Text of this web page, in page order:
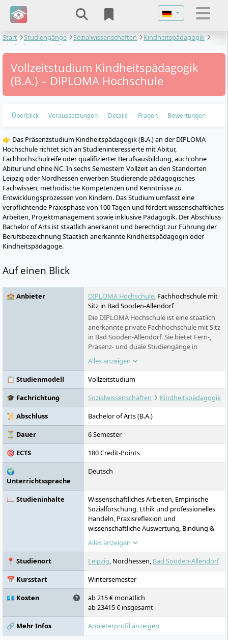
Sprache
Start Studiengänge Sozialwissenschaften
Kindheitspädagogik
Kindheitspädagogik
Vollzeitstudium Kindheitspädagogik
(B.A.) – DIPLOMA Hochschule
Überblick Voraussetzungen Details Fragen Bewertungen
👉 Das Präsenzstudium Kindheitspädagogik (B.A.) an der DIPLOMA
Hochschule richtet sich an Studieninteressierte mit Abitur,
Fachhochschulreife oder qualifizierter Berufsausbildung, auch ohne
Abitur und ohne NC. In sechs Semestern Vollzeit an den Standorten
Leipzig oder Nordhessen erwerben Studierende pädagogisches
Fachwissen, methodische Kompetenzen und Kenntnisse zu
Entwicklungsprozessen von Kindern. Das Studium umfasst eine
verpflichtende Praxisphase von 100 Tagen und fördert wissenschaftliches
Arbeiten, Projektmanagement sowie inklusive Pädagogik. Der Abschluss
Bachelor of Arts ist staatlich anerkannt und berechtigt zur Führung der
Berufsbezeichnung Staatlich anerkannte Kindheitspädagogin oder
Kindheitspädagoge.
Auf einen Blick
🏫 Anbieter DIPLOMA Hochschule, Fachhochschule mit
Sitz in Bad Sooden-Allendorf
Die DIPLOMA Hochschule ist eine staatlich
anerkannte private Fachhochschule mit Sitz
in Bad Sooden-Allendorf. Sie bietet Fern-,
Präsenz- und duale Studiengänge in
Gesundheit, Psychologie, Sozialem,
Wirtschaft, Technik und Gestaltung. Das
Fernstudium verbindet selbstständiges
Live-Seminaren. Präsenzstudierende lernen
am Campus Nordhessen oder in Leipzig.
Alles anzeigen
📋 Studienmodell
Vollzeitstudium
🎓 Fachrichtung
Sozialwissenschaften
Kindheitspädagogik
📜 Abschluss
Bachelor of Arts (B.A.)
⏳ Dauer
6 Semester
🎯 ECTS
180 Credit-Points
🌍
Unterrichtssprache
Deutsch
📖 Studieninhalte
Wissenschaftliches Arbeiten, Empirische
Sozialforschung, Ethik und professionelles
Handeln, Praxisreflexion und
wissenschaftliche Auswertung, Bindung &
Eingewöhnung, Kommunikation und
Rhetorik, Gesprächsführung, Teamarbeit &
Konfliktmanagement, Biografiearbeit und
Persönlichkeitsbildung, Anregung
kindlicher Spieltätigkeit, Projektarbeit in der
frühen Bildung, Raumgestaltung als
pädagogisches Element, Inklusive
Pädagogik, Übergang Kita – Grundschule,
Vorschulpädagogik, Kindheitspädagogik im
schulischen Kontext, Kooperation mit
Schulen und Bildungspartnern
Alles anzeigen
📍 Studienort
Leipzig, Nordhessen, Bad Sooden-Allendorf
📅 Kursstart
Wintersemester
💶 Kosten
ab 215 € monatlich
ab 23415 € insgesamt
🔗 Mehr Infos
Anbieterprofil anzeigen